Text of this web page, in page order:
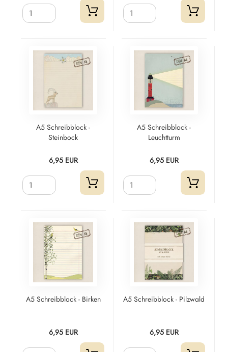
A5 Schreibblock -
Steinbock
6,95 EUR
A5 Schreibblock -
Leuchtturm
6,95 EUR
A5 Schreibblock - Birken
6,95 EUR
A5 Schreibblock - Pilzwald
6,95 EUR